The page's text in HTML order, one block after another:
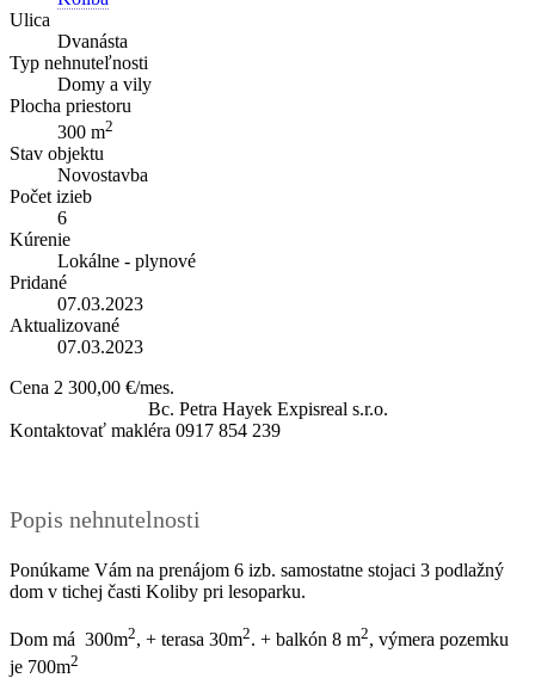
Ulica
Dvanásta
Typ nehnuteľnosti
Domy a vily
Plocha priestoru
300 m2
Stav objektu
Novostavba
Počet izieb
6
Kúrenie
Lokálne - plynové
Pridané
07.03.2023
Aktualizované
07.03.2023
Cena 2 300,00 €/mes.
Bc. Petra Hayek Expisreal s.r.o.
Kontaktovať makléra 0917 854 239
Popis nehnutelnosti
Ponúkame Vám na prenájom 6 izb. samostatne stojaci 3 podlažný
dom v tichej časti Koliby pri lesoparku.
Dom má 300m2, + terasa 30m2. + balkón 8 m2, výmera pozemku
je 700m2